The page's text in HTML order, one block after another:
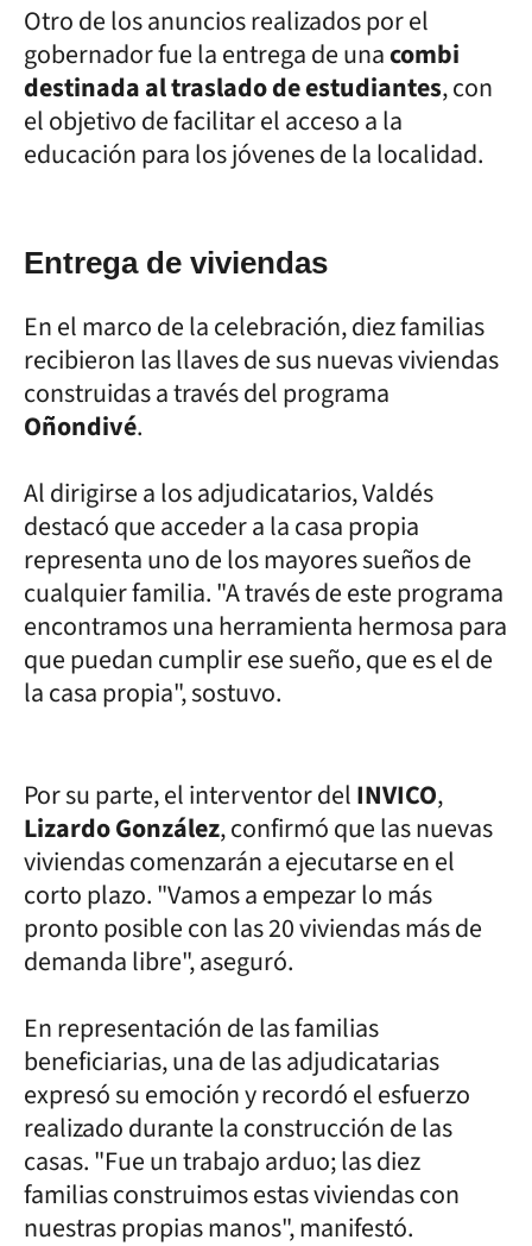
Otro de los anuncios realizados por el
gobernador fue la entrega de unacombi
destinada al traslado de estudiantes, con
el objetivo de facilitar el acceso a la
educación para los jóvenes de la localidad.
Entrega de viviendas
En el marco de la celebración, diez familias
recibieron las llaves de sus nuevas viviendas
construidas a través del programa
Oñondivé.
Al dirigirse a los adjudicatarios, Valdés
destacó que acceder a la casa propia
representa uno de los mayores sueños de
cualquier familia. "A través de este programa
encontramos una herramienta hermosa para
que puedan cumplir ese sueño, que es el de
la casa propia", sostuvo.
Por su parte, el interventor delINVICO,
Lizardo González, confirmó que las nuevas
viviendas comenzarán a ejecutarse en el
corto plazo. "Vamos a empezar lo más
pronto posible con las 20 viviendas más de
demanda libre", aseguró.
En representación de las familias
beneficiarias, una de las adjudicatarias
expresó su emoción y recordó el esfuerzo
realizado durante la construcción de las
casas. "Fue un trabajo arduo; las diez
familias construimos estas viviendas con
nuestras propias manos", manifestó.